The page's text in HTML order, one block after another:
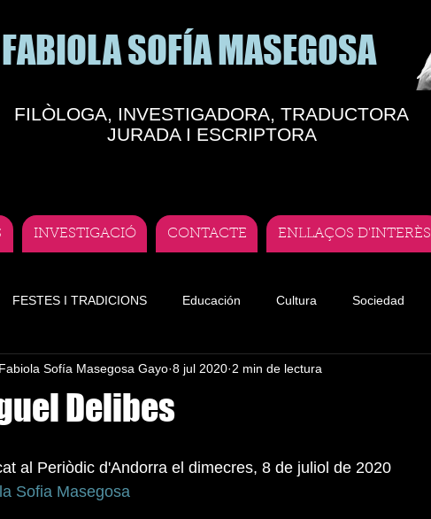
FABIOLA SOFÍA MASEGOSA
FILÒLOGA, INVESTIGADORA, TRADUCTORA
JURADA I ESCRIPTORA
INVESTIGACIÓ CONTACTE ENLLAÇOS D'INTERÈS
FESTES I TRADICIONS Educación Cultura Sociedad
Lengua Deporte Teatro andorrano
Delibes
Fabiola Sofía Masegosa Gayo 8 jul 2020 2 min de lectura
al Periòdic d'Andorra el dimecres, 8 de juliol de 2020
Sofia Masegosa